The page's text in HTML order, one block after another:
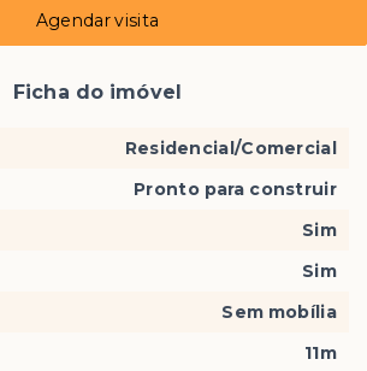
Agendar visita
Ficha do imóvel
Residencial/Comercial
Pronto para construir
Sim
Sim
Sem mobília
11m